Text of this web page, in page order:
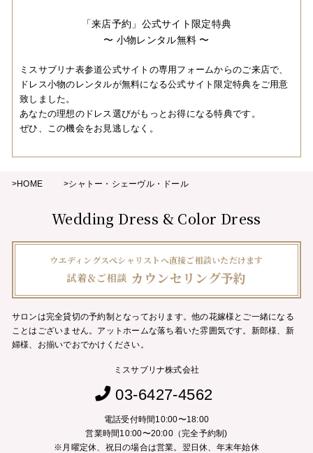
「来店予約」公式サイト限定特典
〜 小物レンタル無料 〜
ミスサブリナ表参道公式サイトの専用フォームからのご来店で、
ドレス小物のレンタルが無料になる公式サイト限定特典をご用意
致しました。
あなたの理想のドレス選びがもっとお得になる特典です。
ぜひ、この機会をお見逃しなく。
>HOME >シャトー・シェーヴル・ドール
Wedding Dress & Color Dress
ウエディングスペシャリストへ直接ご相談いただけます
試着＆ご相談 カウンセリング予約
サロンは完全貸切の予約制となっております。他の花嫁様とご一緒になる
ことはございません。 アットホームな落ち着いた雰囲気です。新郎様、新
婦様、お揃いでおでかけください。
ミスサブリナ株式会社
03-6427-4562
電話受付時間10:00〜18:00
営業時間10:00〜20:00（完全予約制)
※月曜定休、祝日の場合は営業。翌日休、年末年始休